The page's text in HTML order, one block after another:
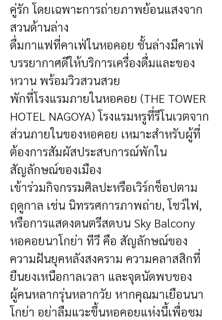
คู่รัก โดยเฉพาะการถ่ายภาพย้อนแสงจาก
สวนด้านล่าง
ดื่มกาแฟที่คาเฟ่ในหอคอย ชั้นล่างมีคาเฟ่
บรรยากาศดีให้บริการเครื่องดื่มและของ
หวาน พร้อมวิวสวนสวย
พักที่โรงแรมภายในหอคอย (THE TOWER
HOTEL NAGOYA)โรงแรมหรูที่รีโนเวตจาก
ส่วนภายในของหอคอย เหมาะสำหรับผู้ที่
ต้องการสัมผัสประสบการณ์พักใน
สัญลักษณ์ของเมือง
เข้าร่วมกิจกรรมศิลปะหรือเวิร์กช็อปตาม
ฤดูกาล เช่น นิทรรศการภาพถ่าย, โชว์ไฟ,
หรือการแสดงดนตรีสดบน Sky Balcony
หอคอยนาโกย่า ทีวี คือ สัญลักษณ์ของ
ความฝันยุคหลังสงคราม ความคลาสสิกที่
ยืนยงเหนือกาลเวลา และจุดนัดพบของ
ผู้คนหลากรุ่นหลากวัย หากคุณมาเยือนนา
โกย่า อย่าลืมแวะขึ้นหอคอยแห่งนี้เพื่อชม